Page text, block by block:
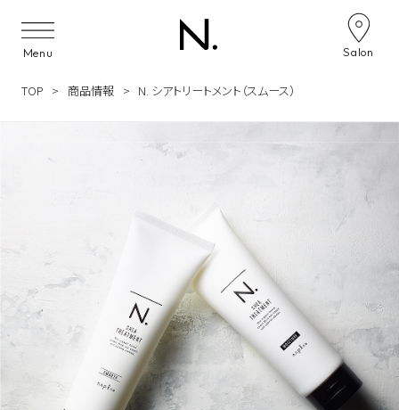
Menu Salon
TOP 商品情報 N. シアトリートメント（スムース）